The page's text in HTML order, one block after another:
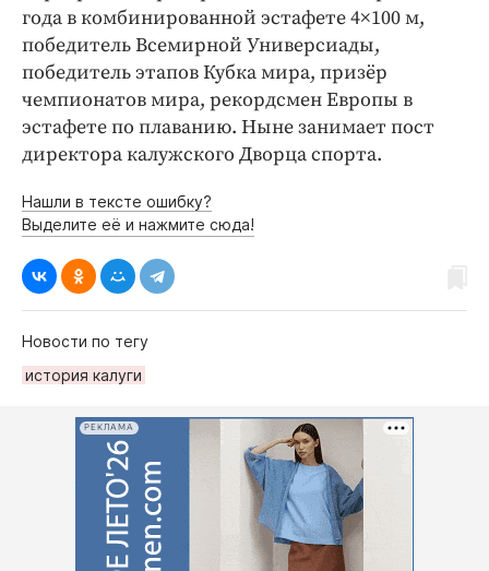
года в комбинированной эстафете 4×100 м,
победитель Всемирной Универсиады,
победитель этапов Кубка мира, призёр
чемпионатов мира, рекордсмен Европы в
эстафете по плаванию. Ныне занимает пост
директора калужского Дворца спорта.
Нашли в тексте ошибку?
Выделите её и нажмите сюда!
Новости по тегу
история калуги
РЕКЛАМА